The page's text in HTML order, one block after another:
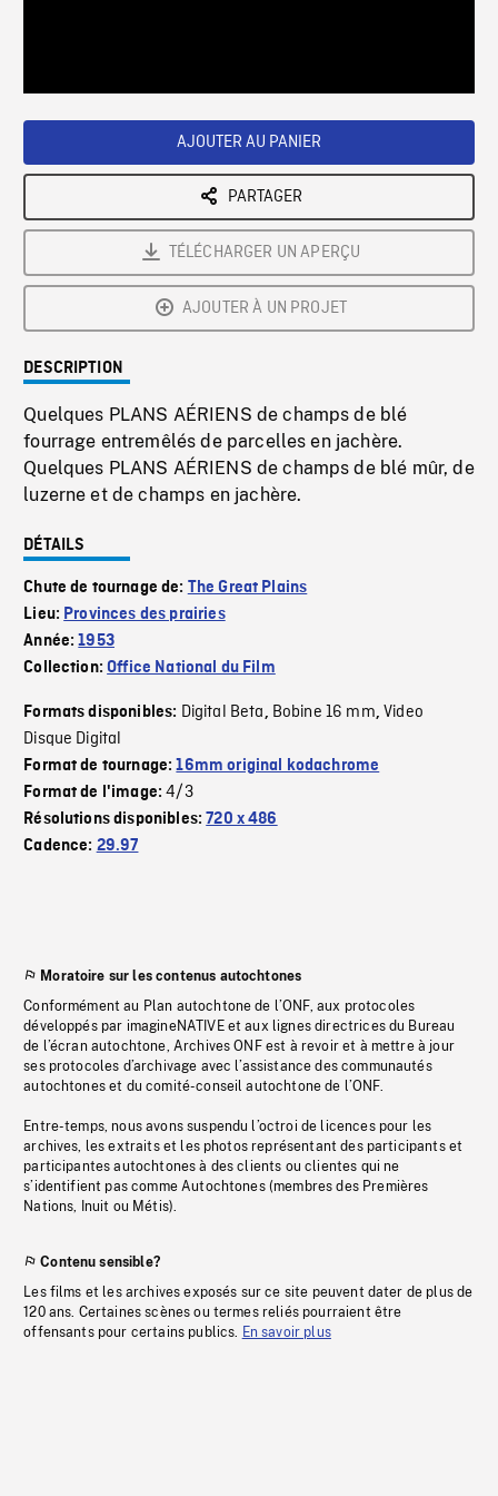
AJOUTER AU PANIER
PARTAGER
TÉLÉCHARGER UN APERÇU
AJOUTER À UN PROJET
DESCRIPTION
Quelques PLANS AÉRIENS de champs de blé
fourrage entremêlés de parcelles en jachère.
Quelques PLANS AÉRIENS de champs de blé mûr, de
luzerne et de champs en jachère.
DÉTAILS
Chute de tournage de: The Great Plains
Lieu: Provinces des prairies
Année:1953
Collection:Office National du Film
Formats disponibles: Digital Beta, Bobine 16 mm,Video
Disque Digital
Format de tournage:16mm original kodachrome
Format de l'image:4/3
Résolutions disponibles:720 x 486
Cadence: 29.97
Moratoire sur les contenus autochtones
Conformément au Plan autochtone de l’ONF, aux protocoles
développés par imagineNATIVE et aux lignes directrices du Bureau
de l’écran autochtone, Archives ONF est à revoir et à mettre à jour
ses protocoles d’archivage avec l’assistance des communautés
autochtones et du comité-conseil autochtone de l’ONF.
Entre-temps, nous avons suspendu l’octroi de licences pour les
archives, les extraits et les photos représentant des participants et
participantes autochtones à des clients ou clientes qui ne
s’identifient pas comme Autochtones (membres des Premières
Nations, Inuit ou Métis).
Contenu sensible?
Les films et les archives exposés sur ce site peuvent dater de plus de
120 ans. Certaines scènes ou termes reliés pourraient être
offensants pour certains publics. En savoir plus